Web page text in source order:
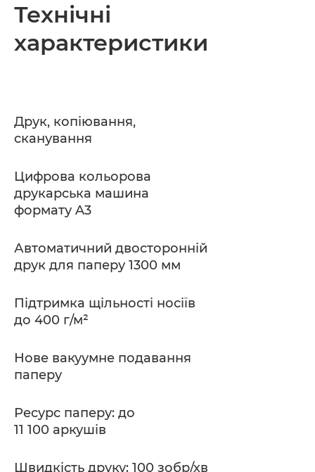
Технічні характеристики
Технічні
характеристики
Друк, копіювання,
сканування
Цифрова кольорова
друкарська машина
формату A3
Автоматичний двосторонній
друк для паперу 1300 мм
Підтримка щільності носіїв
до 400 г/м²
Нове вакуумне подавання
паперу
Ресурс паперу: до
11 100 аркушів
Швидкість друку: 100 зобр/хв